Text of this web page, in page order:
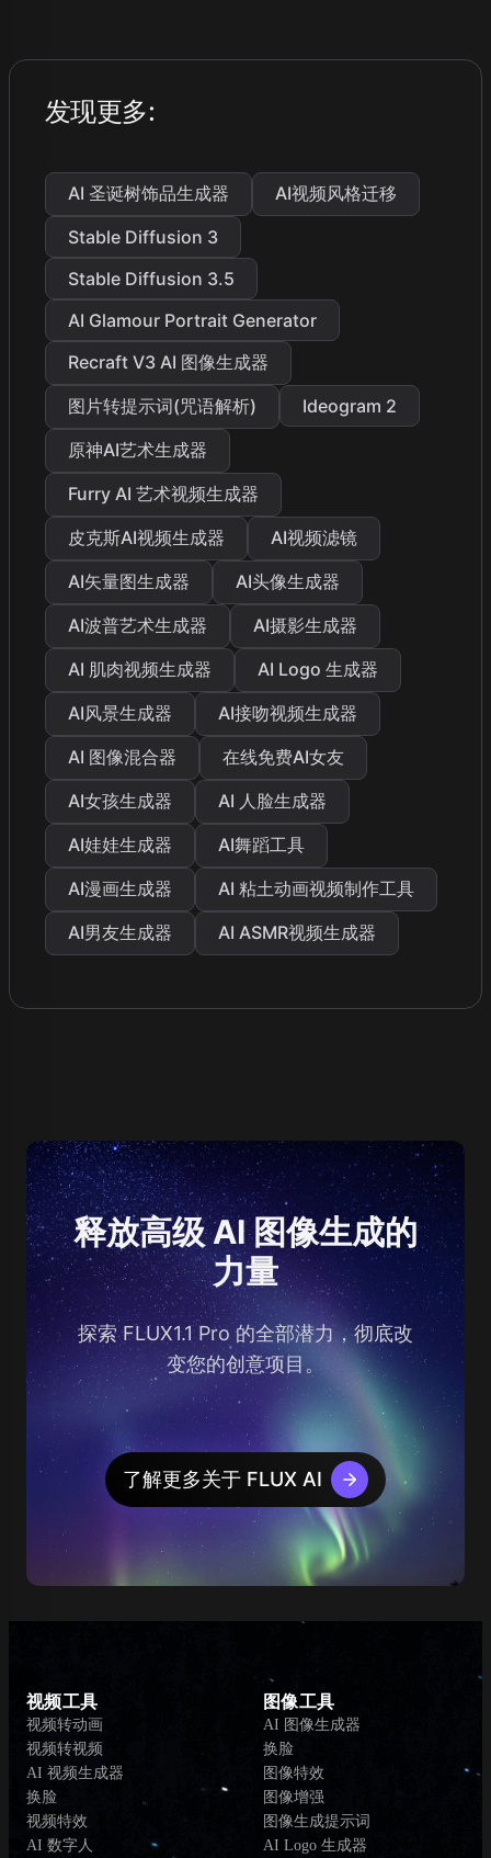
发现更多:
AI 圣诞树饰品生成器
AI视频风格迁移
Stable Diffusion 3
Stable Diffusion 3.5
AI Glamour Portrait Generator
Recraft V3 AI 图像生成器
图片转提示词(咒语解析)
Ideogram 2
原神AI艺术生成器
Furry AI 艺术视频生成器
皮克斯AI视频生成器
AI视频滤镜
AI矢量图生成器
AI头像生成器
AI波普艺术生成器
AI摄影生成器
AI 肌肉视频生成器
AI Logo 生成器
AI风景生成器
AI接吻视频生成器
AI 图像混合器
在线免费AI女友
AI女孩生成器
AI 人脸生成器
AI娃娃生成器
AI舞蹈工具
AI漫画生成器
AI 粘土动画视频制作工具
AI男友生成器
AI ASMR视频生成器
释放高级 AI 图像生成的
力量
探索 FLUX1.1 Pro 的全部潜力，彻底改
变您的创意项目。
了解更多关于 FLUX AI
视频工具
视频转动画
视频转视频
AI 视频生成器
换脸
视频特效
AI 数字人
图像工具
AI 图像生成器
换脸
图像特效
图像增强
图像生成提示词
AI Logo 生成器